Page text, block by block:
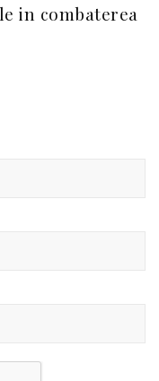
in combaterea